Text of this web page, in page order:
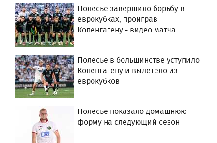
Полесье завершило борьбу в
еврокубках, проиграв
Копенгагену - видео матча
Полесье в большинстве уступило
Копенгагену и вылетело из
еврокубков
Полесье показало домашнюю
форму на следующий сезон